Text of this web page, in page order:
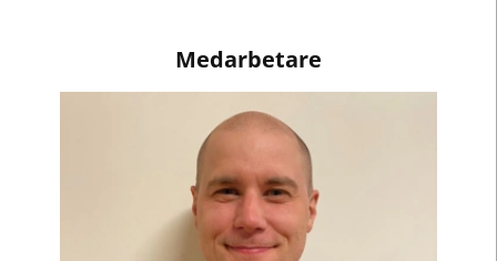
Medarbetare